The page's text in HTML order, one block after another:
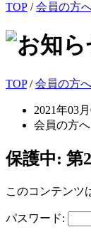
TOP /会員の方
TOP/会員の方へ
2021年03月
会員の方へ
保護中: 第
このコンテンツ
パスワード: